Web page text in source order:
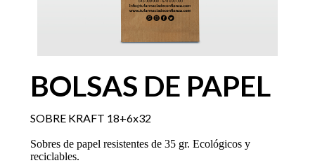
BOLSAS DE PAPEL
SOBRE KRAFT 18+6x32
Sobres de papel resistentes de 35 gr. Ecológicos y
reciclables.